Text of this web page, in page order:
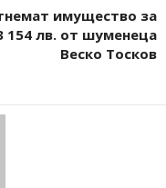
имущество за
154 лв. от шуменеца
Веско Тосков